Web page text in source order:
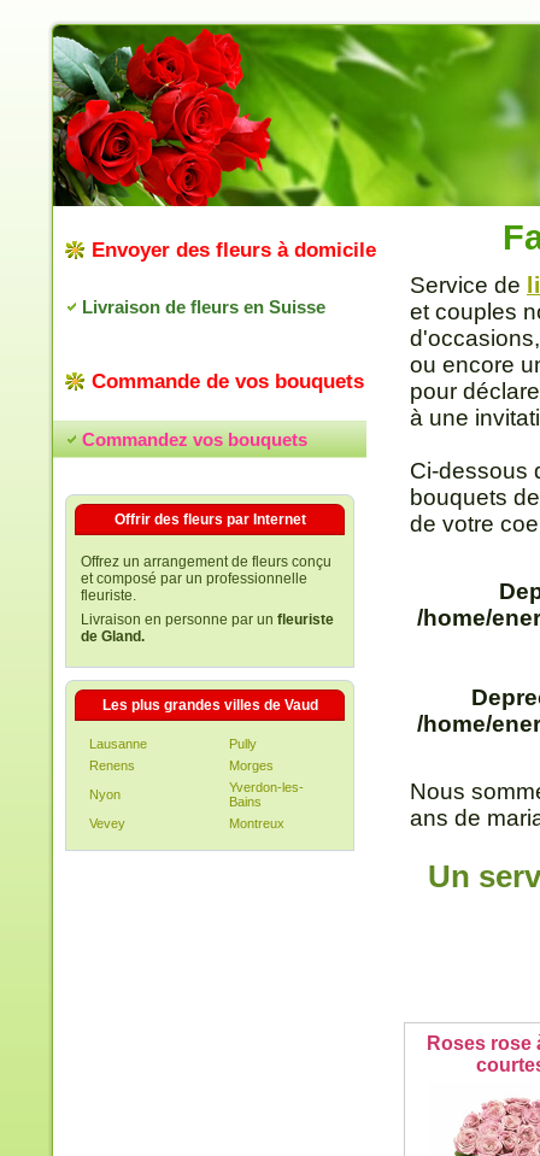
Envoyer des fleurs à domicile
Livraison de fleurs en Suisse
Commande de vos bouquets
Commandez vos bouquets
Offrir des fleurs par Internet
Offrez un arrangement de fleurs conçu
et composé par un professionnelle
fleuriste.
Livraison en personne par un fleuriste
de Gland.
Les plus grandes villes de Vaud
Lausanne
Pully
Renens
Morges
Nyon
Yverdon-les-
Bains
Vevey
Montreux
Service de
et couples
ou encore
pour
à une
Ci-dessous
bouquets
de votre
/home/
/home/
Nous
аns de
Un
Roses rose